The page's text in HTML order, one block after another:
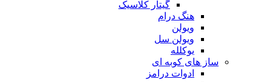
گیتار کلاسیک
هنگ درام
ویولن
ویولن سل
یوکلله
ساز های کوبه ای
ادوات درامز